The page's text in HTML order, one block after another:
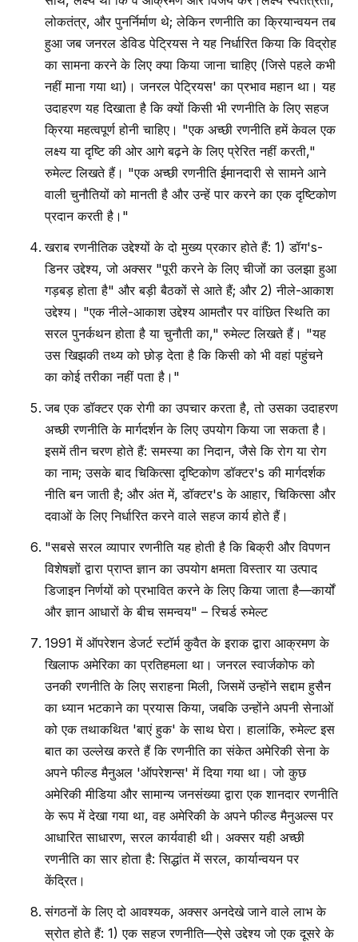
लोकतंत्र, और पुनर्निर्माण थे; लेकिन रणनीति का क्रियान्वयन तब
हुआ जब जनरल डेविड पेट्रियस ने यह निर्धारित किया कि विद्रोह
का सामना करने के लिए क्या किया जाना चाहिए (जिसे पहले कभी
नहीं माना गया था)। जनरल पेट्रियस' का प्रभाव महान था। यह
उदाहरण यह दिखाता है कि क्यों किसी भी रणनीति के लिए सहज
क्रिया महत्वपूर्ण होनी चाहिए। "एक अच्छी रणनीति हमें केवल एक
लक्ष्य या दृष्टि की ओर आगे बढ़ने के लिए प्रेरित नहीं करती,"
रुमेल्ट लिखते हैं। "एक अच्छी रणनीति ईमानदारी से सामने आने
वाली चुनौतियों को मानती है और उन्हें पार करने का एक दृष्टिकोण
प्रदान करती है।"
खराब रणनीतिक उद्देश्यों के दो मुख्य प्रकार होते हैं: 1) डॉग's-
डिनर उद्देश्य, जो अक्सर "पूरी करने के लिए चीजों का उलझा हुआ
गड़बड़ होता है" और बड़ी बैठकों से आते हैं; और 2) नीले-आकाश
उद्देश्य। "एक नीले-आकाश उद्देश्य आमतौर पर वांछित स्थिति का
सरल पुनर्कथन होता है या चुनौती का," रुमेल्ट लिखते हैं। "यह
उस खिझकी तथ्य को छोड़ देता है कि किसी को भी वहां पहुंचने
का कोई तरीका नहीं पता है।"
जब एक डॉक्टर एक रोगी का उपचार करता है, तो उसका उदाहरण
अच्छी रणनीति के मार्गदर्शन के लिए उपयोग किया जा सकता है।
इसमें तीन चरण होते हैं: समस्या का निदान, जैसे कि रोग या रोग
का नाम; उसके बाद चिकित्सा दृष्टिकोण डॉक्टर's की मार्गदर्शक
नीति बन जाती है; और अंत में, डॉक्टर's के आहार, चिकित्सा और
दवाओं के लिए निर्धारित करने वाले सहज कार्य होते हैं।
"सबसे सरल व्यापार रणनीति यह होती है कि बिक्री और विपणन
विशेषज्ञों द्वारा प्राप्त ज्ञान का उपयोग क्षमता विस्तार या उत्पाद
डिजाइन निर्णयों को प्रभावित करने के लिए किया जाता है—कार्यों
और ज्ञान आधारों के बीच समन्वय" – रिचर्ड रुमेल्ट
1991 में ऑपरेशन डेजर्ट स्टॉर्म कुवैत के इराक द्वारा आक्रमण के
खिलाफ अमेरिका का प्रतिहमला था। जनरल स्वार्जकोफ को
उनकी रणनीति के लिए सराहना मिली, जिसमें उन्होंने सद्दाम हुसैन
का ध्यान भटकाने का प्रयास किया, जबकि उन्होंने अपनी सेनाओं
को एक तथाकथित 'बाएं हुक' के साथ घेरा। हालांकि, रुमेल्ट इस
बात का उल्लेख करते हैं कि रणनीति का संकेत अमेरिकी सेना के
अपने फील्ड मैनुअल 'ऑपरेशन्स' में दिया गया था। जो कुछ
अमेरिकी मीडिया और सामान्य जनसंख्या द्वारा एक शानदार रणनीति
के रूप में देखा गया था, वह अमेरिकी के अपने फील्ड मैनुअल्स पर
आधारित साधारण, सरल कार्यवाही थी। अक्सर यही अच्छी
रणनीति का सार होता है: सिद्धांत में सरल, कार्यान्वयन पर
केंद्रित।
संगठनों के लिए दो आवश्यक, अक्सर अनदेखे जाने वाले लाभ के
स्रोत होते हैं: 1) एक सहज रणनीति—ऐसे उद्देश्य जो एक दूसरे के